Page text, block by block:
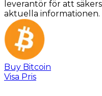
leverantör för att
aktuella informationen.
Buy Bitcoin
Visa Pris